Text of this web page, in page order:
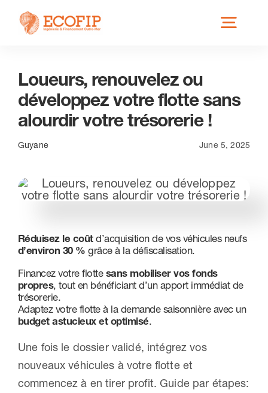
Skip
Qui est ECOFIP ?
Nos Services
Actus
Nous contacter
Loueurs, renouvelez ou
développez votre flotte sans
alourdir votre trésorerie !
Guyane June 5, 2025
Réduisez le coûtd’acquisition de vos véhicules neufs
d’environ 30 % grâce à la défiscalisation.
Financez votre flotte sans mobiliser vos fonds
propres, tout en bénéficiant d’un apport immédiat de
trésorerie.
Adaptez votre flotte à la demande saisonnière avec un
budget astucieux et optimisé.
Une fois le dossier validé, intégrez vos
nouveaux véhicules à votre flotte et
commencez à en tirer profit. Guide par étapes: